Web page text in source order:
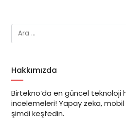
Hakkımızda
Birtekno’da en güncel teknoloji
incelemeleri! Yapay zeka, mobil
şimdi keşfedin.